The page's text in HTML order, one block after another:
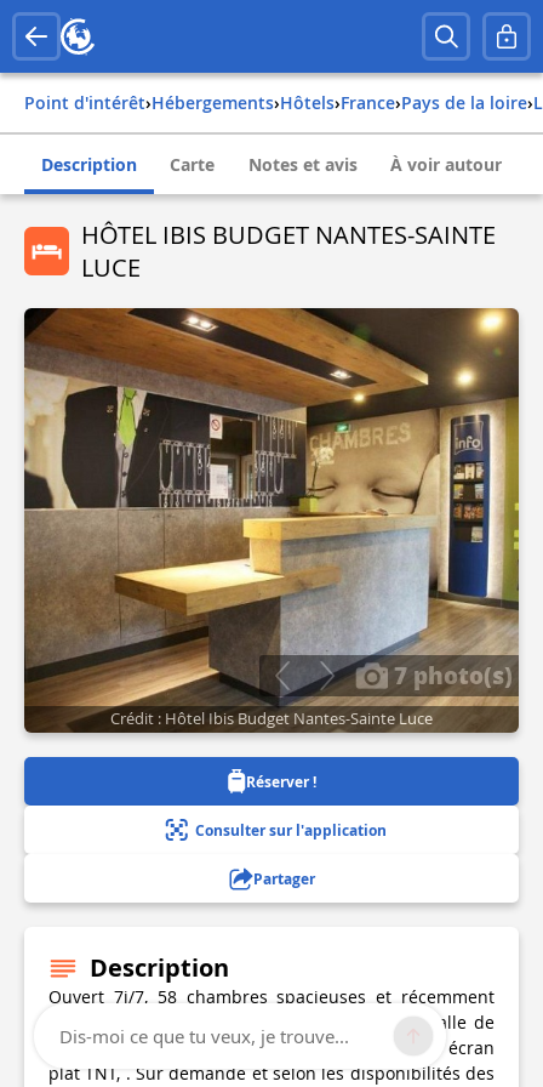
Point d'intérêt› Hébergements› Hôtels› france› pays de la loire›
Description Carte Notes et avis À voir autour
HÔTEL IBIS BUDGET NANTES-SAINTE
LUCE
7 photo(s)
Crédit : Hôtel Ibis Budget Nantes-Sainte Luce
Réserver !
Consulter sur l'application
Partager
Description
Ouvert 7j/7, 58 chambres spacieuses et récemment
rénovées ( de 12 at 20 m2), équipées d'une salle de
bain(douche ou bain, toilettes), couettes et TV écran
plat TNT, . Sur demande et selon les disponibilités des
Dis-moi ce que tu veux, je trouve...